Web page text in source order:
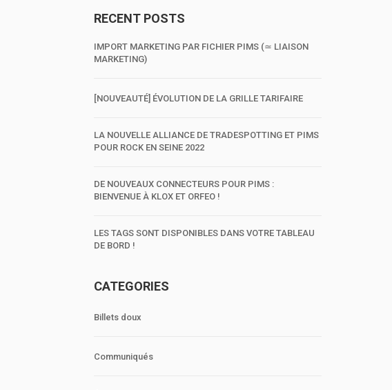
RECENT POSTS
IMPORT MARKETING PAR FICHIER PIMS (≃ LIAISON
MARKETING)
[NOUVEAUTÉ] ÉVOLUTION DE LA GRILLE TARIFAIRE
LA NOUVELLE ALLIANCE DE TRADESPOTTING ET PIMS
POUR ROCK EN SEINE 2022
DE NOUVEAUX CONNECTEURS POUR PIMS :
BIENVENUE À KLOX ET ORFEO !
LES TAGS SONT DISPONIBLES DANS VOTRE TABLEAU
DE BORD !
CATEGORIES
Billets doux
Communiqués